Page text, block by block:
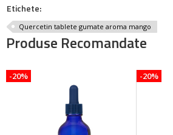
Etichete:
Quercetin tablete gumate aroma mango
Produse Recomandate
-20% -20%